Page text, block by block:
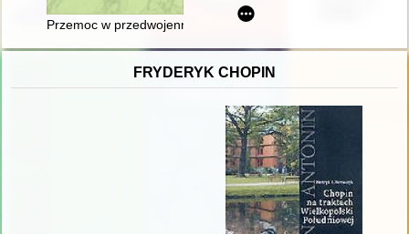
Przemoc w przedwojennym Wojsku Polskim
FRYDERYK CHOPIN